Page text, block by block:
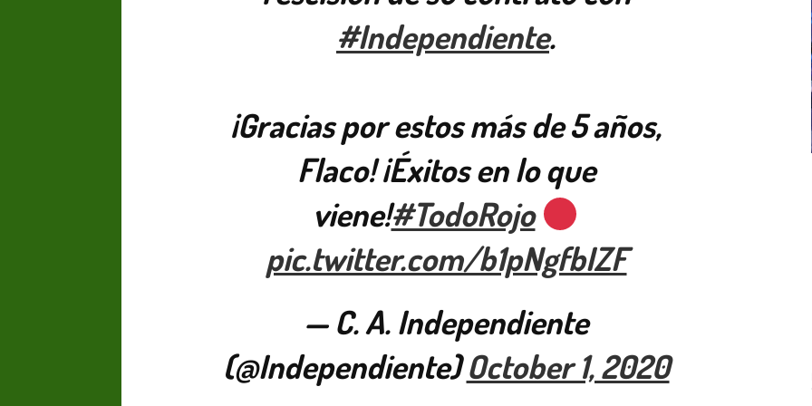
#Independiente.
¡Gracias por estos más de 5 años,
Flaco! ¡Éxitos en lo que
viene!#TodoRojo
pic.twitter.com/b1pNgfbIZF
— C. A. Independiente
(@Independiente)October 1, 2020
COPA SUDAMERICANA LANÚS
Sur Defendido
UEFA CHAMPIONS LEAGUE